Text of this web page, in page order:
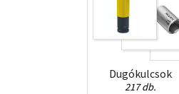
Dugókulcsok
217 db.